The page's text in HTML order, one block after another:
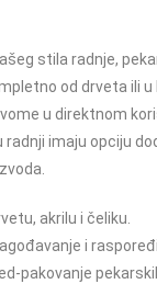
stila radnje,
od drveta ili
u direktnom
radnji imaju opciju
akrilu i čeliku.
i
pakovanje